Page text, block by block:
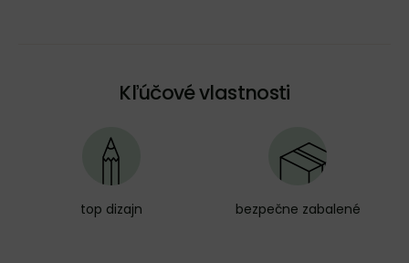
Kľúčové vlastnosti
top dizajn bezpečne zabalené